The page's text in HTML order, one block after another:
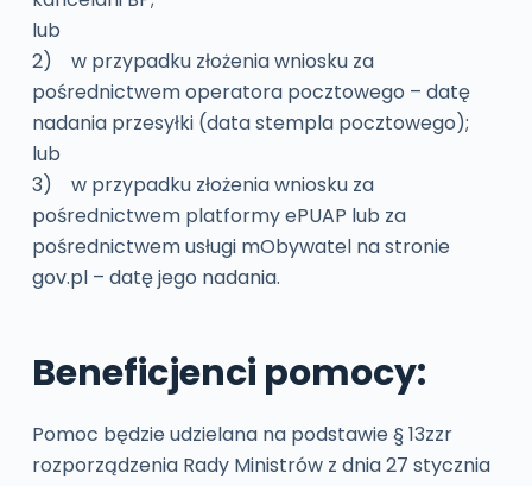
lub
2) w przypadku złożenia wniosku za
pośrednictwem operatora pocztowego – datę
nadania przesyłki (data stempla pocztowego);
lub
3) w przypadku złożenia wniosku za
pośrednictwem platformy ePUAP lub za
pośrednictwem usługi mObywatel na stronie
gov.pl – datę jego nadania.
Beneficjenci pomocy:
Pomoc będzie udzielana na podstawie § 13zzr
rozporządzenia Rady Ministrów z dnia 27 stycznia